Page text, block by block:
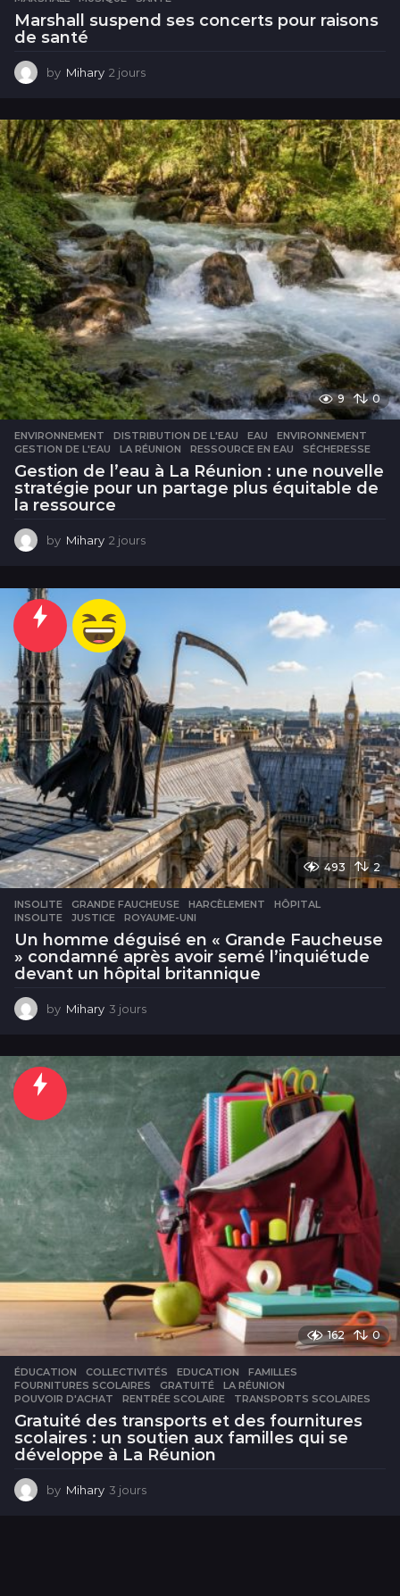
Marshall suspend ses concerts pour raisons
de santé
by Mihary 2 jours
u
r
s
9 0
ENVIRONNEMENT DISTRIBUTION DE L'EAU ,EAU ,ENVIRONNEMENT
GESTION DE L'EAU
,LA RÉUNION ,RESSOURCE EN EAU ,SÉCHERESSE
Gestion de l’eau à La Réunion : une nouvelle
stratégie pour un partage plus équitable de
la ressource
by Mihary 2 jours
u
493 2
INSOLITE GRANDE FAUCHEUSE ,HARCÈLEMENT ,HÔPITAL
INSOLITE
,JUSTICE ,ROYAUME-UNI
Un homme déguisé en « Grande Faucheuse
» condamné après avoir semé l’inquiétude
devant un hôpital britannique
by Mihary 3 jours
u
162 0
ÉDUCATION COLLECTIVITÉS ,EDUCATION ,FAMILLES
FOURNITURES SCOLAIRES
,GRATUITÉ ,LA RÉUNION
POUVOIR D'ACHAT
,RENTRÉE SCOLAIRE ,TRANSPORTS SCOLAIRES
Gratuité des transports et des fournitures
scolaires : un soutien aux familles qui se
développe à La Réunion
by Mihary 3 jours